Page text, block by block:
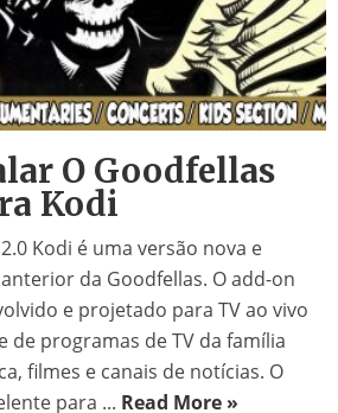
O Goodfellas
Kodi
Kodi é uma versão nova e
da Goodfellas. O add-on
e projetado para TV ao vivo
de programas de TV da família
filmes e canais de notícias. O
para ... Read More »